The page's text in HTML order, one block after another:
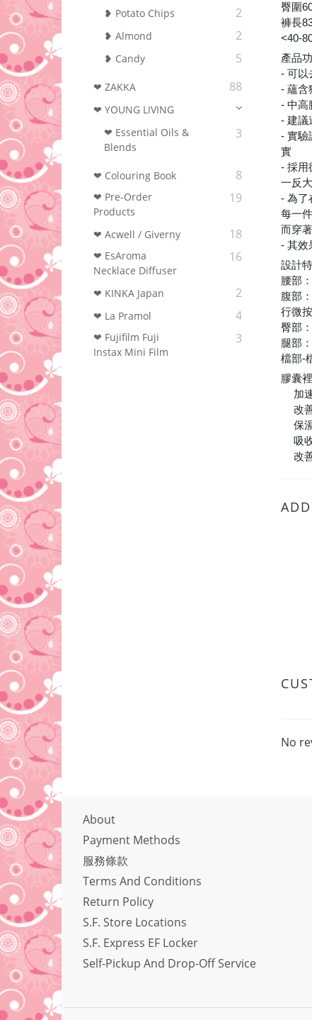
❥ Potato Chips
2
❥ Almond 2
❥ Candy 5
❤ ZAKKA 88
❤ YOUNG LIVING
❤ Essential Oils &
Blends
3
❤ Colouring Book‎ 8
❤ Pre-Order
Products
19
❤ Acwell / Giverny 18
❤ EsAroma
Necklace Diffuser
16
❤ KINKA Japan 2
❤ La Pramol 4
❤ Fujifilm Fuji
Instax Mini Film
3
臀圍
褲長
<40-
產品
- 可以
- 蘊含
- 中高
- 建議
- 實驗
實
- 採用
一反
- 為了
每一
而穿
- 其效
設計
腰部
腹部
行微
臀部
腿部
檔部-
膠囊
⭕加
改
⭕保
⭕吸
改
No
About
Payment Methods
服務條款
Terms And Conditions
Return Policy
S.F. Store Locations
S.F. Express EF Locker
Self-Pickup And Drop-Off Service